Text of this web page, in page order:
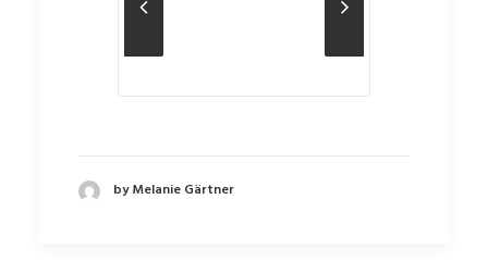
by Melanie Gärtner